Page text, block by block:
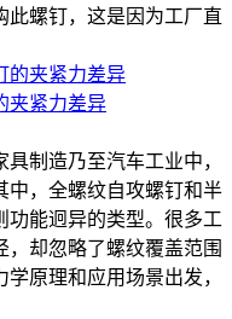
此螺钉，这是因为工厂直
夹紧力差异
制造乃至汽车工业中，
中，全螺纹自攻螺钉和半
功能迥异的类型。很多工
却忽略了螺纹覆盖范围
原理和应用场景出发，